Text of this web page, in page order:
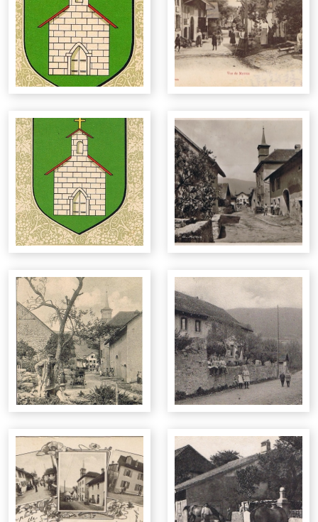
Conseil Général
Administration communale
Contrôle des habitants
Routes et chemins
Forêts
Bâtiments
Constructions en bois
Règlement police des constructions
Déchetterie
Déchets spéciaux